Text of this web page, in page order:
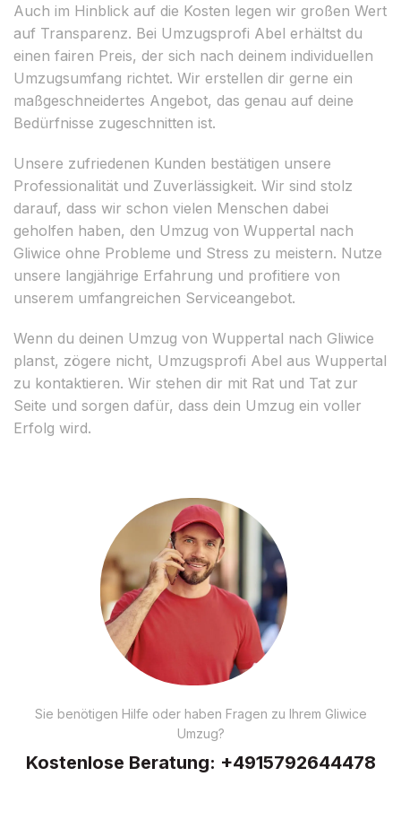
Auch im Hinblick auf die Kosten legen wir großen Wert
auf Transparenz. Bei Umzugsprofi Abel erhältst du
einen fairen Preis, der sich nach deinem individuellen
Umzugsumfang richtet. Wir erstellen dir gerne ein
maßgeschneidertes Angebot, das genau auf deine
Bedürfnisse zugeschnitten ist.
Unsere zufriedenen Kunden bestätigen unsere
Professionalität und Zuverlässigkeit. Wir sind stolz
darauf, dass wir schon vielen Menschen dabei
geholfen haben, den Umzug von Wuppertal nach
Gliwice ohne Probleme und Stress zu meistern. Nutze
unsere langjährige Erfahrung und profitiere von
unserem umfangreichen Serviceangebot.
Wenn du deinen Umzug von Wuppertal nach Gliwice
planst, zögere nicht, Umzugsprofi Abel aus Wuppertal
zu kontaktieren. Wir stehen dir mit Rat und Tat zur
Seite und sorgen dafür, dass dein Umzug ein voller
Erfolg wird.
Sie benötigen Hilfe oder haben Fragen zu Ihrem Gliwice
Umzug?
Kostenlose Beratung: +4915792644478